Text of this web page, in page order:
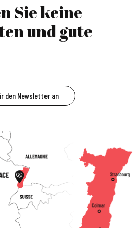
Sie keine
und gute
den Newsletter an